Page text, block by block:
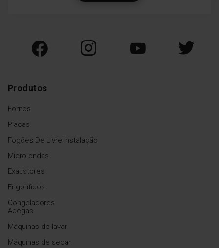
Produtos
Fornos
Placas
Fogões De Livre Instalação
Micro-ondas
Exaustores
Frigoríficos
Congeladores
Adegas
Máquinas de lavar
Máquinas de secar